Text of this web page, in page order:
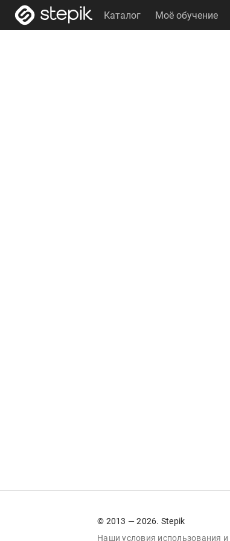
Каталог Моё обучение
© 2013 — 2026. Stepik
Наши условия использования и